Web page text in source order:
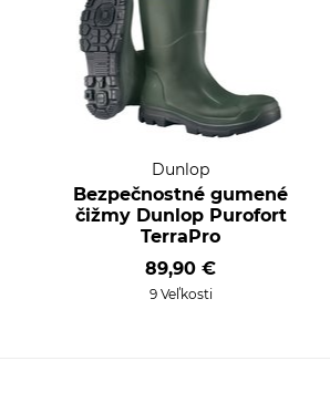
Dunlop
Bezpečnostné gumené
čižmy Dunlop Purofort
TerraPro
89,90 €
9 Veľkosti